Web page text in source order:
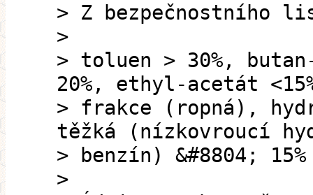
> Z bezpečnostního
>
> toluen > 30%,
20%, ethyl-acetát
> frakce (ropná),
těžká (nízkovroucí
> benzín) &#8804; 15%
>